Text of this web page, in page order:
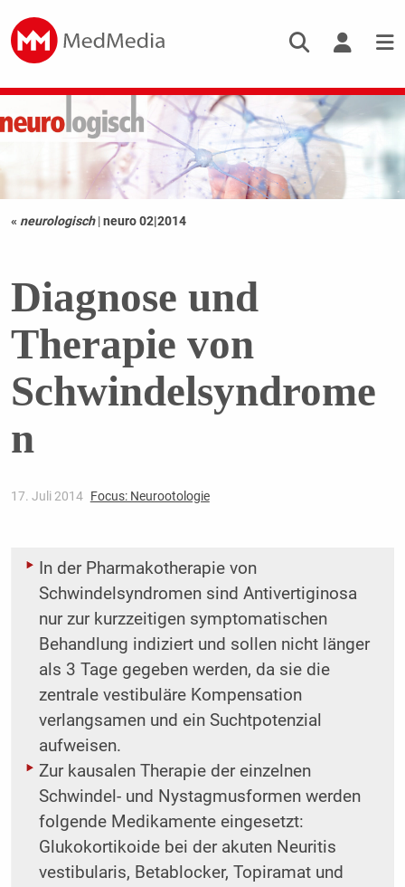
« neurologisch |neuro 02|2014
Diagnose und
Therapie von
Schwindelsyndrome
n
17. Juli 2014 Focus: Neurootologie
In der Pharmakotherapie von
Schwindelsyndromen sind Antivertiginosa
nur zur kurzzeitigen symptomatischen
Behandlung indiziert und sollen nicht länger
als 3 Tage gegeben werden, da sie die
zentrale vestibuläre Kompensation
verlangsamen und ein Suchtpotenzial
aufweisen.
Zur kausalen Therapie der einzelnen
Schwindel- und Nystagmusformen werden
folgende Medikamente eingesetzt:
Glukokortikoide bei der akuten Neuritis
vestibularis, Betablocker, Topiramat und